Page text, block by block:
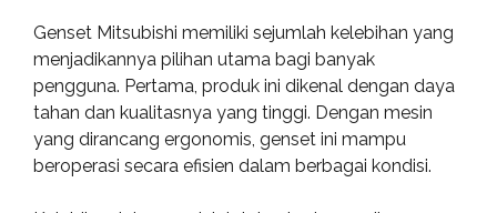
Genset Mitsubishi memiliki sejumlah kelebihan yang
menjadikannya pilihan utama bagi banyak
pengguna. Pertama, produk ini dikenal dengan daya
tahan dan kualitasnya yang tinggi. Dengan mesin
yang dirancang ergonomis, genset ini mampu
beroperasi secara efisien dalam berbagai kondisi.